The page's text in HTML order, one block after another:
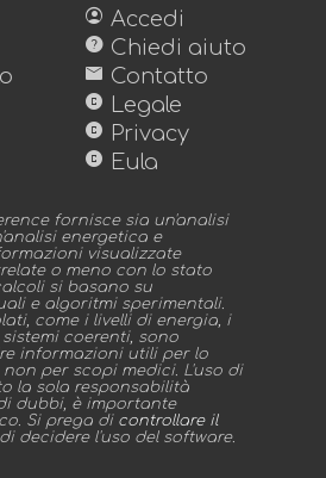
account_circle Accedi
help Chiedi aiuto
mail Contatto
copyright Legale
copyright Privacy
copyright Eula
fornisce sia un'analisi
energetica e
visualizzate
o meno con lo stato
si basano su
e algoritmi sperimentali.
come i livelli di energia, i
coerenti, sono
informazioni utili per lo
per scopi medici. L'uso di
la sola responsabilità
dubbi, è importante
Si prega di controllare il
decidere l'uso del software.